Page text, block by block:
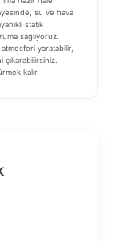
su ve hava
statik
sağlıyoruz.
atmosferi yaratabilir,
çıkarabilirsiniz.
kalır.